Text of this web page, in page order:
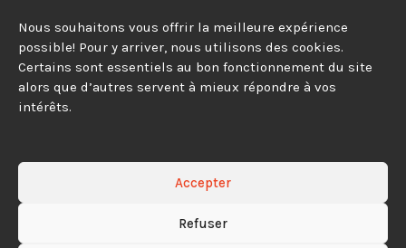
Nous souhaitons vous offrir la meilleure expérience
possible! Pour y arriver, nous utilisons des cookies.
Certains sont essentiels au bon fonctionnement du site
alors que d’autres servent à mieux répondre à vos
intérêts.
Accepter
Refuser
450 279-0315
844 297-4479
Contactez-nous